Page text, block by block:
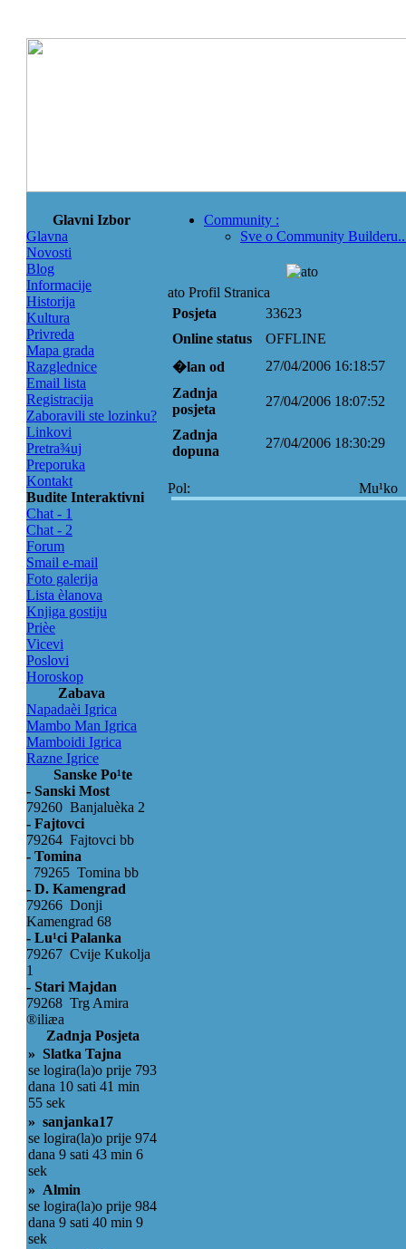
Glavni Izbor
Glavna
Novosti
Blog
Informacije
Historija
Kultura
Privreda
Mapa grada
Razglednice
Email lista
Registracija
Zaboravili ste lozinku?
Linkovi
Pretra¾uj
Preporuka
Kontakt
Budite Interaktivni
Chat - 1
Chat - 2
Forum
Smail e-mail
Foto galerija
Lista èlanova
Knjiga gostiju
Prièe
Vicevi
Poslovi
Horoskop
Zabava
Napadaèi Igrica
Mambo Man Igrica
Mamboidi Igrica
Razne Igrice
Sanske Po¹te
- Sanski Most
79260 Banjaluèka 2
- Fajtovci
79264 Fajtovci bb
- Tomina
79265 Tomina bb
- D. Kamengrad
79266 Donji
Kamengrad 68
- Lu¹ci Palanka
79267 Cvije Kukolja
1
- Stari Majdan
79268 Trg Amira
®iliæa
Zadnja Posjeta
» Slatka Tajna
se logira(la)o prije 793
dana 10 sati 41 min
55 sek
» sanjanka17
se logira(la)o prije 974
dana 9 sati 43 min 6
sek
» Almin
se logira(la)o prije 984
dana 9 sati 40 min 9
sek
Community :
Sve o Community
ato Profil Stranica
Posjeta
33623
Online status
OFFLINE
�lan od
27/04/2006 16:18:57
Zadnja
posjeta
27/04/2006 18:07:52
Zadnja
dopuna
27/04/2006 18:30:29
Pol: Mu¹ko